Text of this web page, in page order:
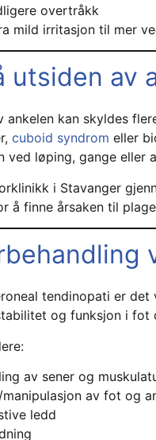
overtråkk
mild irritasjon til mer
utsiden av
ankelen kan skyldes
cuboid syndrom eller
ved løping, gange eller
i Stavanger
å finne årsaken til
tendinopati er
og funksjon i fot
av sener og
av fot og
ledd